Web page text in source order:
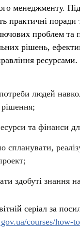
менеджменту.
практичні
проблем та
рішень,
людей
та фінанси
спланувати,
здобуті знання
серіал за
courses/how-